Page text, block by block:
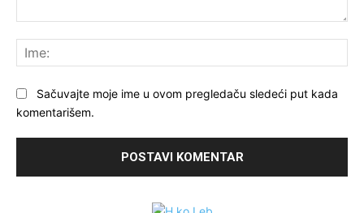
Sačuvajte moje ime u ovom pregledaču sledeći put kada
komentarišem.